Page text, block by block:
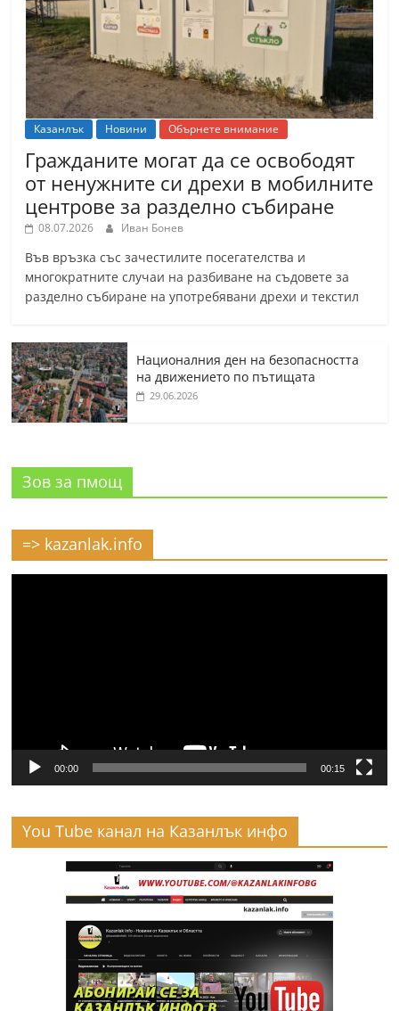
Казанлък Новини Обърнете внимание
Гражданите могат да се освободят
от ненужните си дрехи в мобилните
центрове за разделно събиране
08.07.2026 Иван Бонев
Във връзка със зачестилите посегателства и
многократните случаи на разбиване на съдовете за
разделно събиране на употребявани дрехи и текстил
Националния ден на безопасността
на движението по пътищата
29.06.2026
Зов за пмощ
=> kazanlak.info
00:00 00:15
You Tube канал на Казанлък инфо